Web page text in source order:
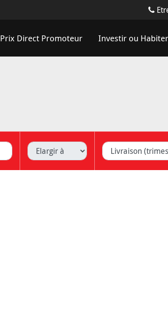
Prix Direct Promoteur Investir ou Habiter
Elargir à Livraison (trimestre)